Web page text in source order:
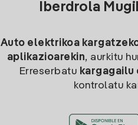
Iberdrola
Auto elektrikoa
aplikazioarekin, aurkitu
Erreserbatu
kontrolatu